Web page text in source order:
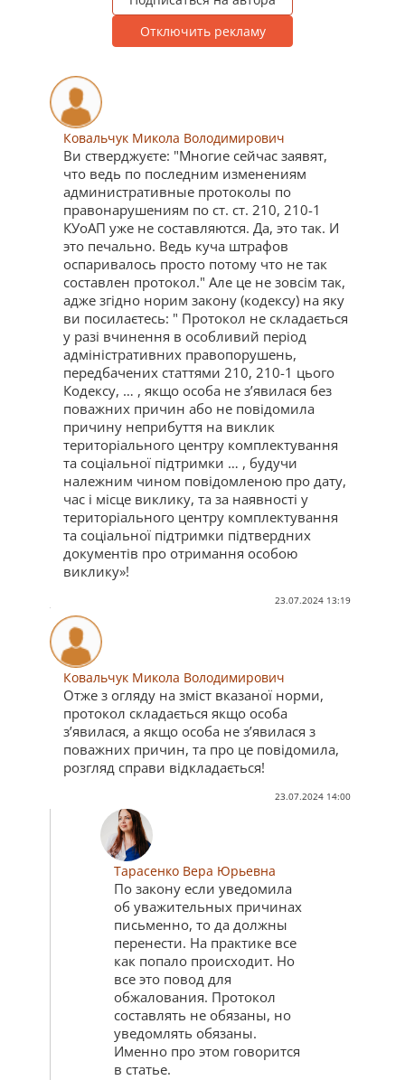
Отключить рекламу
Ковальчук Микола Володимирович
Ви стверджуєте: "Многие сейчас заявят,
что ведь по последним изменениям
административные протоколы по
правонарушениям по ст. ст. 210, 210-1
КУоАП уже не составляются. Да, это так. И
это печально. Ведь куча штрафов
оспаривалось просто потому что не так
составлен протокол." Але це не зовсім так,
адже згідно норим закону (кодексу) на яку
ви посилаєтесь: " Протокол не складається
у разі вчинення в особливий період
адміністративних правопорушень,
передбачених статтями 210, 210-1 цього
Кодексу, … , якщо особа не з’явилася без
поважних причин або не повідомила
причину неприбуття на виклик
територіального центру комплектування
та соціальної підтримки … , будучи
належним чином повідомленою про дату,
час і місце виклику, та за наявності у
територіального центру комплектування
та соціальної підтримки підтвердних
документів про отримання особою
виклику»!
23.07.2024 13:19
Ковальчук Микола Володимирович
Отже з огляду на зміст вказаної норми,
протокол складається якщо особа
з’явилася, а якщо особа не з’явилася з
поважних причин, та про це повідомила,
розгляд справи відкладається!
23.07.2024 14:00
Тарасенко Вера Юрьевна
По закону если уведомила
об уважительных причинах
письменно, то да должны
перенести. На практике все
как попало происходит. Но
все это повод для
обжалования. Протокол
составлять не обязаны, но
уведомлять обязаны.
Именно про этом говорится
в статье.